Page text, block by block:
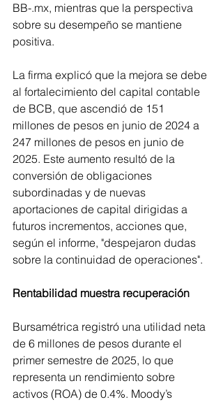
BB-.mx, mientras que la perspectiva
sobre su desempeño se mantiene
positiva.
La firma explicó que la mejora se debe
al fortalecimiento del capital contable
de BCB, que ascendió de 151
millones de pesos en junio de 2024 a
247 millones de pesos en junio de
2025. Este aumento resultó de la
conversión de obligaciones
subordinadas y de nuevas
aportaciones de capital dirigidas a
futuros incrementos, acciones que,
según el informe, "despejaron dudas
sobre la continuidad de operaciones".
Rentabilidad muestra recuperación
Bursamétrica registró una utilidad neta
de 6 millones de pesos durante el
primer semestre de 2025, lo que
representa un rendimiento sobre
activos (ROA) de 0.4%. Moody’s